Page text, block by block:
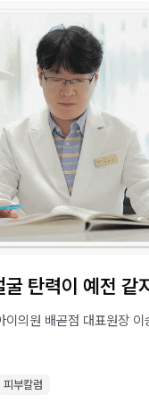
탄력이 예전 같
이의원 배곧점 대표원장 이
피부칼럼